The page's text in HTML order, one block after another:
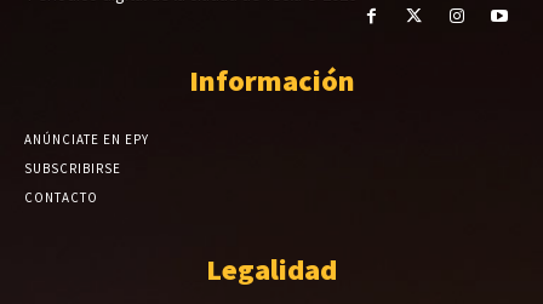
Información
ANÚNCIATE EN EPY
SUBSCRIBIRSE
CONTACTO
Legalidad